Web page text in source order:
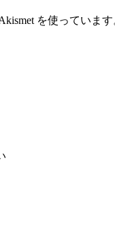
を使っていま